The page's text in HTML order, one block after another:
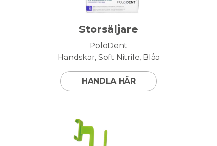
Storsäljare
PoloDent
Handskar, Soft Nitrile, Blåa
HANDLA HÄR